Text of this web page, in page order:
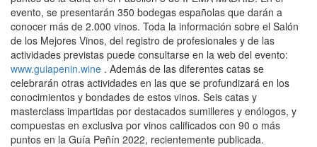
evento, se presentarán 350 bodegas españolas que darán a
conocer más de 2.000 vinos. Toda la información sobre el Salón
de los Mejores Vinos, del registro de profesionales y de las
actividades previstas puede consultarse en la web del evento:
www.guiapenin.wine . Además de las diferentes catas se
celebrarán otras actividades en las que se profundizará en los
conocimientos y bondades de estos vinos. Seis catas y
masterclass impartidas por destacados sumilleres y enólogos, y
compuestas en exclusiva por vinos calificados con 90 o más
puntos en la Guía Peñín 2022, recientemente publicada.